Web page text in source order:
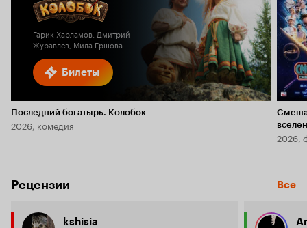
Билеты
Гарик Харламов, Дмитрий
Журавлев, Мила Ершова
Последний богатырь. Колобок
2026, комедия
6.1
2026,
Рецензии Все
kshisia